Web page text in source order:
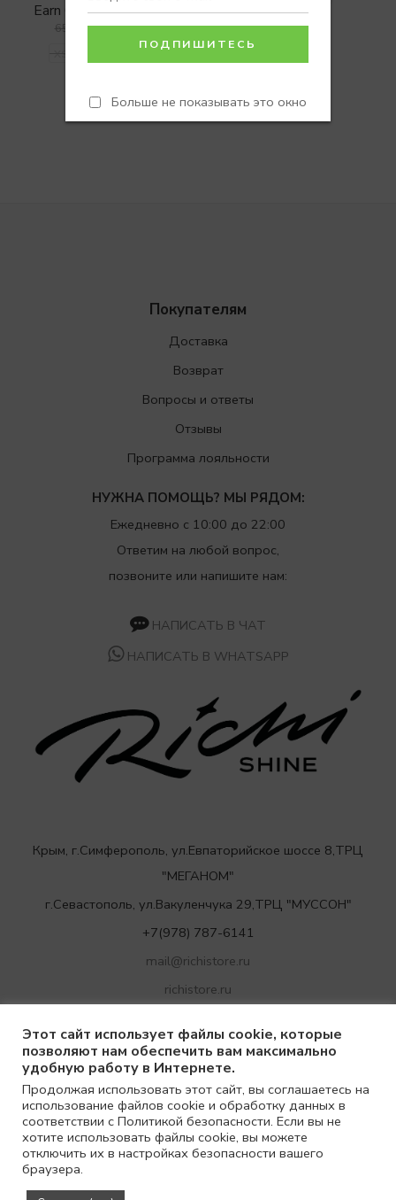
Больше не показывать это окно
Earn 0 Reward Points
6500 ₽ 4500₽
Покупателям
Доставка
Возврат
Вопросы и ответы
Отзывы
Программа лояльности
НУЖНА ПОМОЩЬ? МЫ РЯДОМ:
Ежедневно с 10:00 до 22:00
Ответим на любой вопрос,
позвоните или напишите нам:
НАПИСАТЬ В ЧАТ
НАПИСАТЬ В WHATSAPP
Крым, г.Симферополь, ул.Евпаторийское шоссе 8,ТРЦ
"МЕГАНОМ"
г.Севастополь, ул.Вакуленчука 29,ТРЦ "МУССОН"
+7(978) 787-6141
mail@richistore.ru
richistore.ru
Этот сайт использует файлы cookie, которые
позволяют нам обеспечить вам максимально
удобную работу в Интернете.
Продолжая использовать этот сайт, вы соглашаетесь на
использование файлов cookie и обработку данных в
соответствии с Политикой безопасности. Если вы не
хотите использовать файлы cookie, вы можете
отключить их в настройках безопасности вашего
браузера.